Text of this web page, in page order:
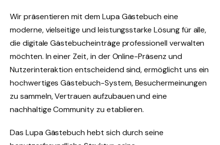
Wir präsentieren mit dem Lupa Gästebuch eine
moderne, vielseitige und leistungsstarke Lösung für alle,
die digitale Gästebucheinträge professionell verwalten
möchten. In einer Zeit, in der Online-Präsenz und
Nutzerinteraktion entscheidend sind, ermöglicht uns ein
hochwertiges Gästebuch-System, Besuchermeinungen
zu sammeln, Vertrauen aufzubauen und eine
nachhaltige Community zu etablieren.
Das Lupa Gästebuch hebt sich durch seine